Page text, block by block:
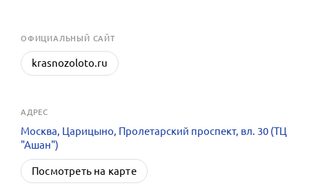
OФИЦИАЛЬНЫЙ САЙТ
krasnozoloto.ru
АДРЕС
Москва, Царицыно, Пролетарский проспект, вл. 30 (ТЦ
"Ашан")
Посмотреть на карте